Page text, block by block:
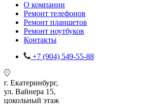
О компании
Ремонт телефонов
Ремонт планшетов
Ремонт ноутбуков
Контакты
+7 (904) 549-55-88
г. Екатеринбург,
ул. Вайнера 15,
цокольный этаж